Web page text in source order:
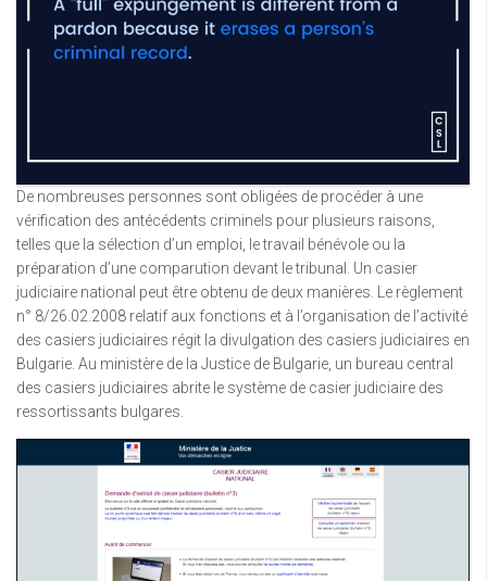
De nombreuses personnes sont obligées de procéder à une
vérification des antécédents criminels pour plusieurs raisons,
telles que la sélection d’un emploi, le travail bénévole ou la
préparation d’une comparution devant le tribunal. Un casier
judiciaire national peut être obtenu de deux manières. Le règlement
n° 8/26.02.2008 relatif aux fonctions et à l’organisation de l’activité
des casiers judiciaires régit la divulgation des casiers judiciaires en
Bulgarie. Au ministère de la Justice de Bulgarie, un bureau central
des casiers judiciaires abrite le système de casier judiciaire des
ressortissants bulgares.